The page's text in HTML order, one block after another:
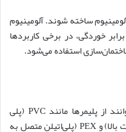
ساخته شوند. آلومینیوم
خوردگی، در برخی کاربردها
استفاده می‌شود.
برخی از لوله‌های مانیسمان چینی می‌توانند از پلیمرها مانند PVC (پلی
وینیل کلراید)، HDPE (پلی‌اتیلن با غلظت بالا) و PEX (پلی‌اتیلن متصل به